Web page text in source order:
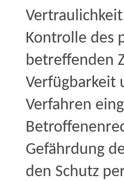
Kontrolle des
betreffenden
Verfügbarkeit
Verfahren
Gefährdung
den Schutz